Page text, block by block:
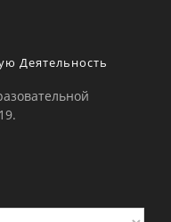
Деятельность